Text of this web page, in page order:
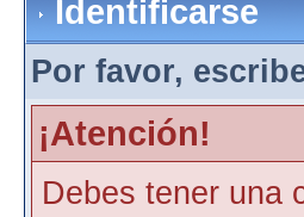
Identificarse
Por favor,
¡Atención!
Debes tener una